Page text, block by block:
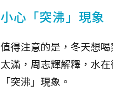
小心「突沸」現象
值得注意的是，冬天想
太滿，周志輝解釋，水
「突沸」現象。